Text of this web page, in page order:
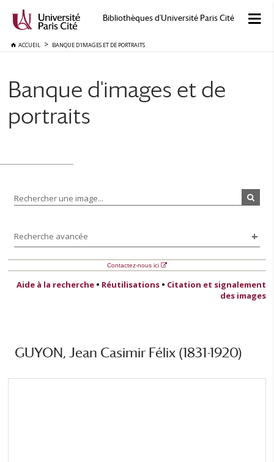
Bibliothèques d'Université Paris Cité
ACCUEIL BANQUE D'IMAGES ET DE PORTRAITS
Banque d'images et de
portraits
Rechercher une image...
Recherche avancée
Contactez-nous ici
Aide à la recherche • Réutilisations • Citation et signalement
des images
GUYON, Jean Casimir Félix (1831-1920)